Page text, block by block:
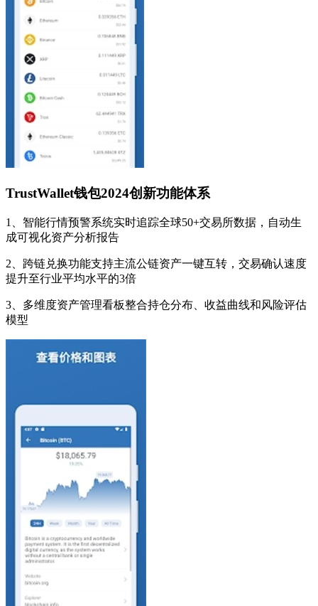
TrustWallet钱包2024创新功能体系
1、智能行情预警系统实时追踪全球50+交易所数据，自动生
成可视化资产分析报告
2、跨链兑换功能支持主流公链资产一键互转，交易确认速度
提升至行业平均水平的3倍
3、多维度资产管理看板整合持仓分布、收益曲线和风险评估
模型